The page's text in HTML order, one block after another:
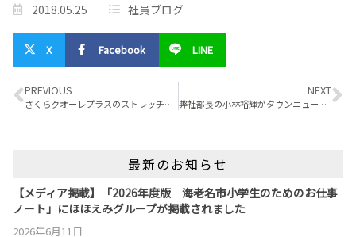
2018.05.25 社員ブログ
X Facebook LINE
PREVIOUS
さくらクオーレプラスのストレッチサロンが社協えびなに掲載されました！
NEXT
弊社部長の小林裕輝がタウンニュースの人物風土記にて紹介されました！
最新のお知らせ
【メディア掲載】「2026年度版 海老名市小学生のためのお仕事
ノート」にほほえみグループが掲載されました
2026年6月11日